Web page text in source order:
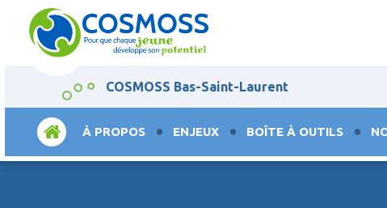
COSMOSS Bas-Saint-Laurent
ACCUEILÀ PROPOS ENJEUX BOÎTE À OUTILS